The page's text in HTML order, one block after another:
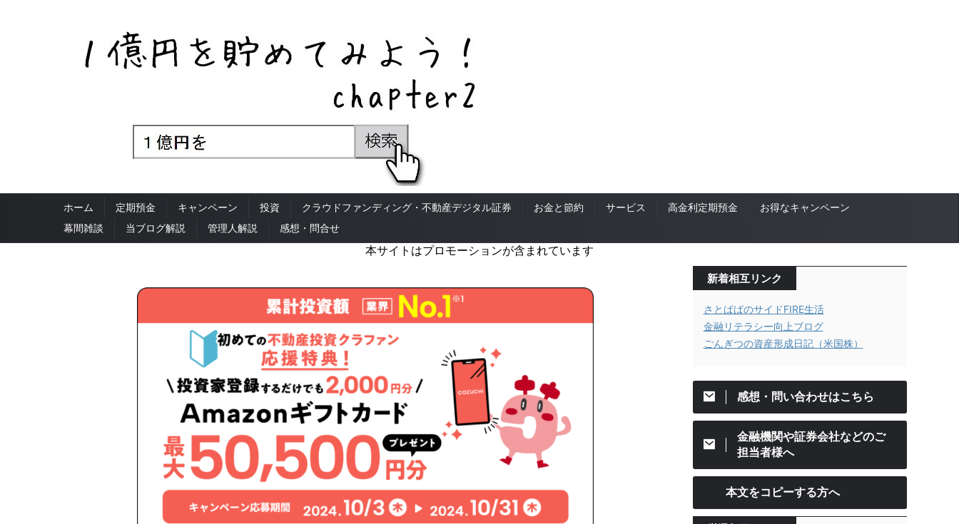
ホーム 定期預金 キャンペーン 投資 クラウドファンディング・不動産デジタル証券 お金と節約 サービス 高金利定期預金
お得なキャンペーン
幕間雑談
当ブログ解説 管理人解説 感想・問合せ
本サイトはプロモーションが含まれています
新着相互リンク
さとぱぱのサイドFIRE生活
金融リテラシー向上ブログ
ごんぎつの資産形成日記（米国株）
感想・問い合わせはこちら
金融機関や証券会社などのご
担当者様へ
本文をコピーする方へ